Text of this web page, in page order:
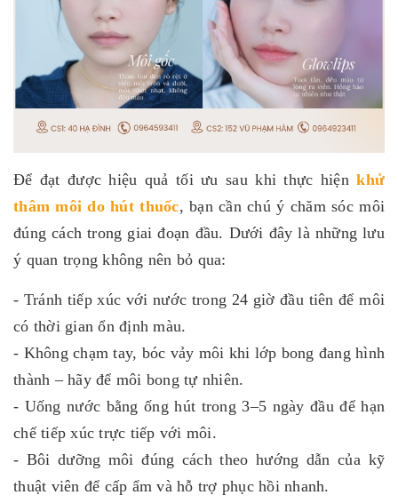
Để đạt được hiệu quả tối ưu sau khi thực hiệnkhử
thâm môi do hút thuốc, bạn cần chú ý chăm sóc môi
đúng cách trong giai đoạn đầu. Dưới đây là những lưu
ý quan trọng không nên bỏ qua:
- Tránh tiếp xúc với nước trong 24 giờ đầu tiên để môi
có thời gian ổn định màu.
- Không chạm tay, bóc vảy môi khi lớp bong đang hình
thành – hãy để môi bong tự nhiên.
- Uống nước bằng ống hút trong 3–5 ngày đầu để hạn
chế tiếp xúc trực tiếp với môi.
- Bôi dưỡng môi đúng cách theo hướng dẫn của kỹ
thuật viên để cấp ẩm và hỗ trợ phục hồi nhanh.